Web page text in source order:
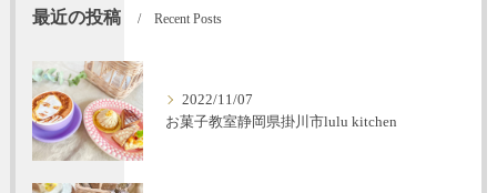
最近の投稿 Recent Posts
2022/11/07
お菓子教室静岡県掛川市lulu kitchen